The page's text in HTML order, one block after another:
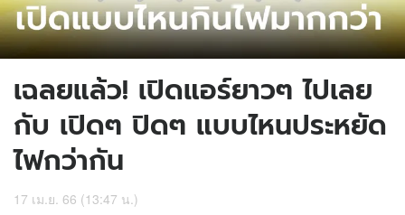
เฉลยแล้ว! เปิดแอร์ยาวๆ ไปเลย
กับ เปิดๆ ปิดๆ แบบไหนประหยัด
ไฟกว่ากัน
17 เม.ย. 66 (13:47 น.)